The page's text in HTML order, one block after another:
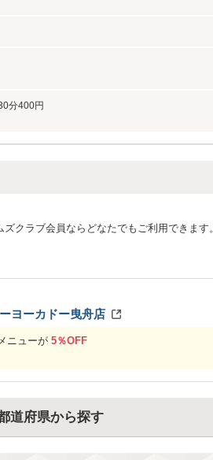
分400円
クラブ会員ならどなたでもご利用できます
ヨーカドー曳舟店
ニューが 5％OFF
道府県から探す